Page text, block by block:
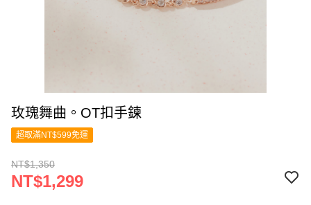
玫瑰舞曲。OT扣手鍊
超取滿NT$599免運
NT$1,350
NT$1,299